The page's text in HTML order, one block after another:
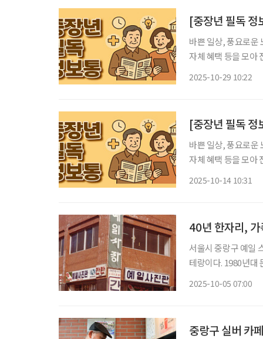
[중장년 필독 정
바쁜 일상, 풍요로운
자체 혜택 등을 모아 전달 드립니다. 내 차에 소화기
2025-10-29 10:22
[중장년 필독
바쁜 일상, 풍요로운
자체 혜택 등을 모아 전달 드립니다. 서울시 중랑구,
2025-10-14 10:31
40년 한자리,
서울시 중랑구 예일
테랑이다. 1980년대
2025-10-05 07:00
중랑구 실버 카